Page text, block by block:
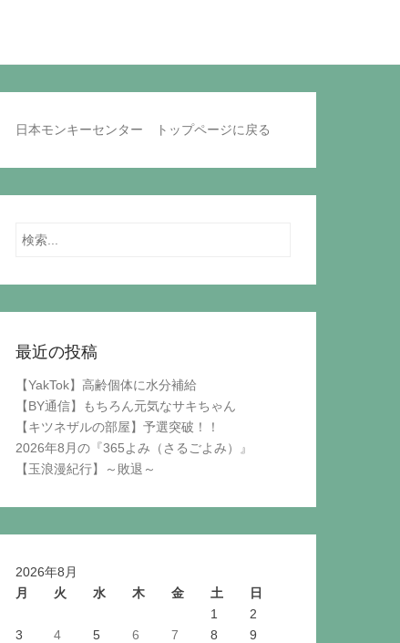
日本モンキーセンター トップページに戻る
Search
最近の投稿
【YakTok】高齢個体に水分補給
【BY通信】もちろん元気なサキちゃん
【キツネザルの部屋】予選突破！！
2026年8月の『365よみ（さるごよみ）』
【玉浪漫紀行】～敗退～
2026年8月
月
火 水 木 金 土
日
1
2
3
4 5 6 7 8
9